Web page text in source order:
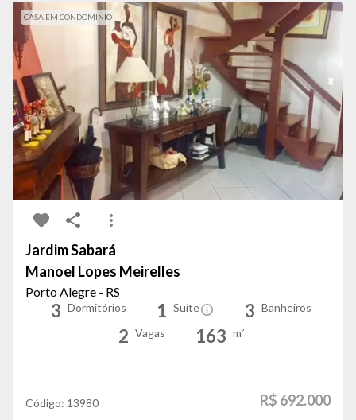
CASA EM CONDOMINIO
Jardim Sabará
Manoel Lopes Meirelles
Porto Alegre - RS
3 Dormitórios 1 Suíte 3 Banheiros
2 Vagas 163 m²
Código: 13980 R$ 692.000